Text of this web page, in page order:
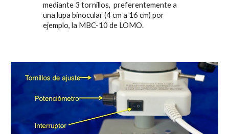
mediante 3 tornillos, preferentemente a
una lupa binocular (4 cm a 16 cm) por
ejemplo, la MBC-10 de LOMO.